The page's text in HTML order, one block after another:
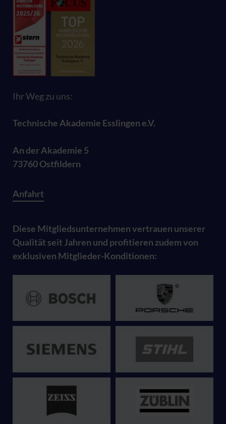
Ihr Weg zu uns:
Technische Akademie Esslingen e.V.
An der Akademie 5
73760 Ostfildern
Anfahrt
Diese Mitgliedsunternehmen vertrauen unserer
Qualität seit Jahren und profitieren zudem von
exklusiven Mitglieder-Konditionen: